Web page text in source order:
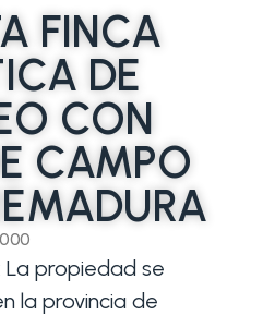
FINCA
DE
CON
CAMPO
La propiedad se
la provincia de